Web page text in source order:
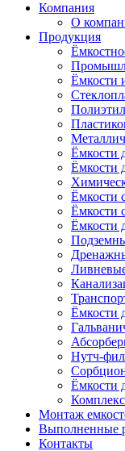
Компания
О
Продукция
Ёмкости
Ёмкости
Ёмкости
Ёмкости
Ёмкости
Ёмкости
Ёмкости
Нутч-
Ёмкости
Монтаж
Выполненные
Контакты